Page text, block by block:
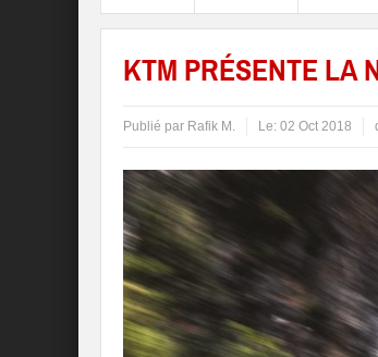
KTM PRÉSENTE LA
Publié par Rafik M. Le: 02 Oct 2018